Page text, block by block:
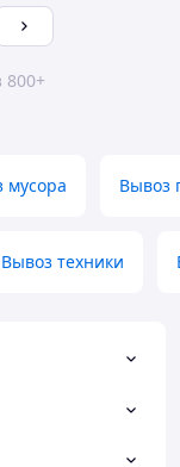
800+
мусора Вывоз
Вывоз техники